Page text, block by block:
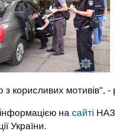
з корисливих мотивів",
інформацією на сайті
України.